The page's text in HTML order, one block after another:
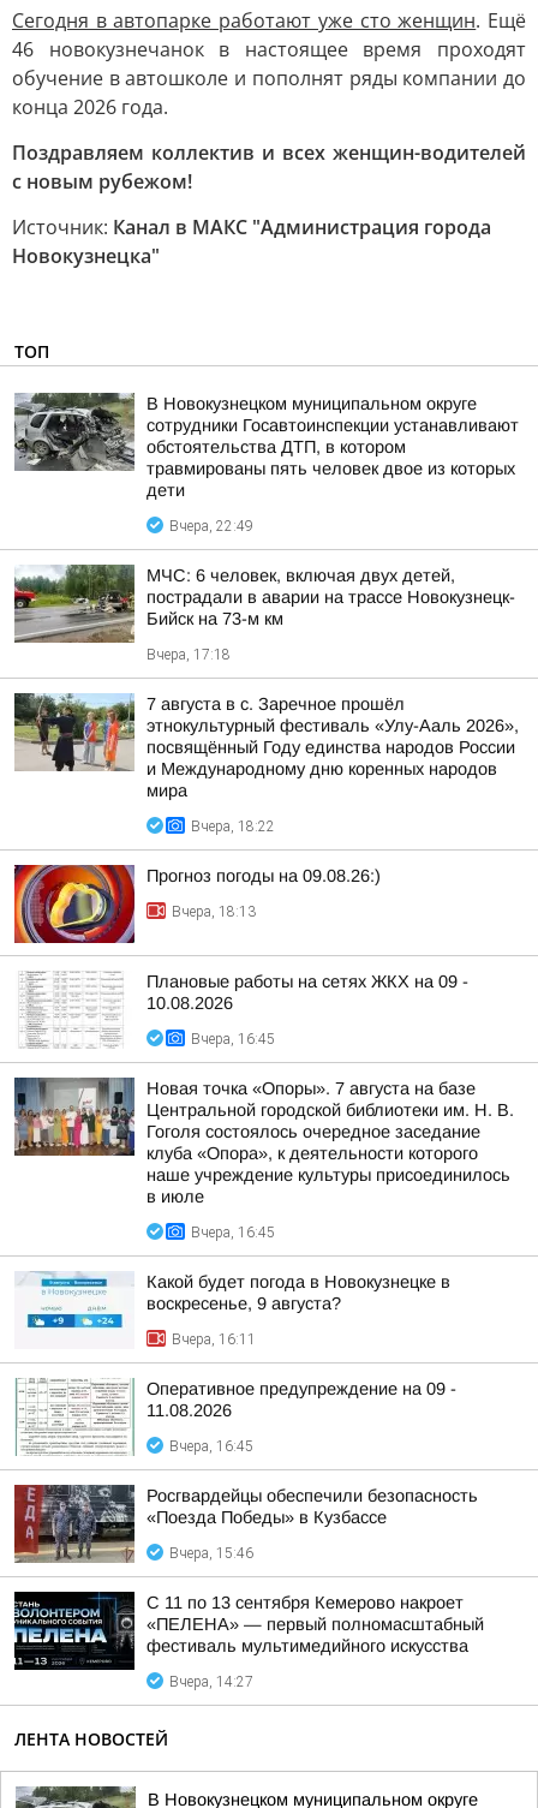
Сегодня в автопарке работают уже сто женщин. Ещё
46 новокузнечанок в настоящее время проходят
обучение в автошколе и пополнят ряды компании до
конца 2026 года.
Поздравляем коллектив и всех женщин-водителей
с новым рубежом!
Источник: Канал в МАКС "Администрация города
Новокузнецка"
ТОП
В Новокузнецком муниципальном округе
сотрудники Госавтоинспекции устанавливают
обстоятельства ДТП, в котором
травмированы пять человек двое из которых
дети
Вчера, 22:49
МЧС: 6 человек, включая двух детей,
пострадали в аварии на трассе Новокузнецк-
Бийск на 73-м км
Вчера, 17:18
7 августа в с. Заречное прошёл
этнокультурный фестиваль «Улу-Ааль 2026»,
посвящённый Году единства народов России
и Международному дню коренных народов
мира
Вчера, 18:22
Прогноз погоды на 09.08.26:)
Вчера, 18:13
Плановые работы на сетях ЖКХ на 09 -
10.08.2026
Вчера, 16:45
Новая точка «Опоры». 7 августа на базе
Центральной городской библиотеки им. Н. В.
Гоголя состоялось очередное заседание
клуба «Опора», к деятельности которого
наше учреждение культуры присоединилось
в июле
Вчера, 16:45
Какой будет погода в Новокузнецке в
воскресенье, 9 августа?
Вчера, 16:11
Оперативное предупреждение на 09 -
11.08.2026
Вчера, 16:45
Росгвардейцы обеспечили безопасность
«Поезда Победы» в Кузбассе
Вчера, 15:46
С 11 по 13 сентября Кемерово накроет
«ПЕЛЕНА» — первый полномасштабный
фестиваль мультимедийного искусства
Вчера, 14:27
ЛЕНТА НОВОСТЕЙ
В Новокузнецком муниципальном округе